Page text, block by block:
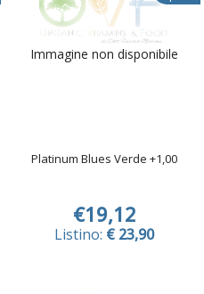
Immagine non disponibile
Platinum Blues Verde +1,00
€19,12
Listino: € 23,90